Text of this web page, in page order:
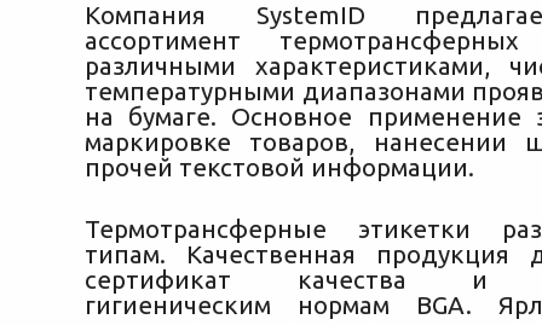
Компания SystemID
ассортимент
различными характеристиками,
температурными диапазонами
на бумаге. Основное применение
маркировке товаров, нанесении
прочей текстовой информации.
Термотрансферные этикетки
типам. Качественная продукция
сертификат качества и
гигиеническим нормам BGA.